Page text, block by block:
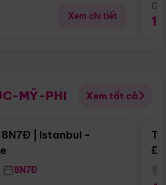
Xem chi tiết
MỸ-PHI Xem tất cả
Điểm nổi bật
8N7Đ | Istanbul -
8N7Đ